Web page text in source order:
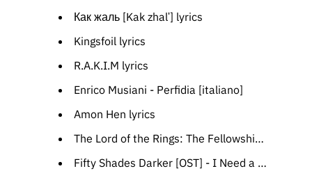
Как жаль [Kak zhalʹ] lyrics
Kingsfoil lyrics
R.A.K.I.M lyrics
Enrico Musiani - Perfidia [italiano]
Amon Hen lyrics
The Lord of the Rings: The Fellowship of the Ring [OST] - Lothlórien
Fifty Shades Darker [OST] - I Need a Good One